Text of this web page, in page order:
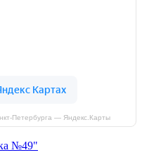
— Яндекс.Карты
№49"